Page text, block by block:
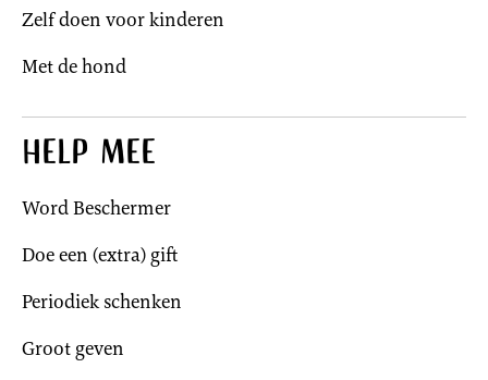
Zelf doen voor kinderen
Met de hond
Help mee
Word Beschermer
Doe een (extra) gift
Periodiek schenken
Groot geven